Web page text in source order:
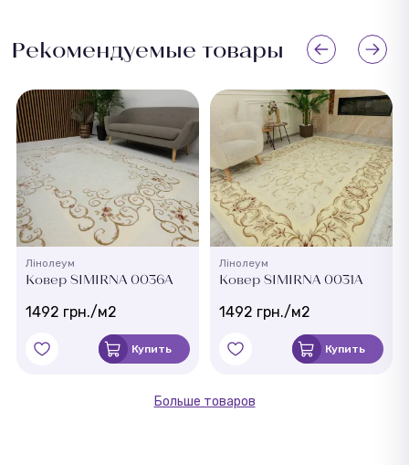
Рекомендуемые товары
Лінолеум
Ковер SIMIRNA 0036A
1492 грн./м2
Купить
Лінолеум
Ковер SIMIRNA 0031A
1492 грн./м2
Купить
Больше товаров